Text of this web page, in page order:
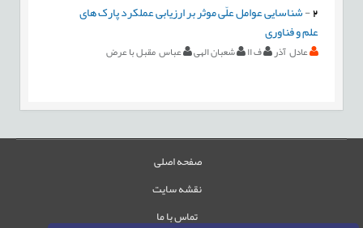
2
-شناسایی عوامل علّی موثر بر ارزیابی عملکرد پارک های
علم و فناوری
عادل آذر ف اا شعبان الهی عباس مقبل با عرض
صفحه اصلی
نقشه سایت
تماس با ما